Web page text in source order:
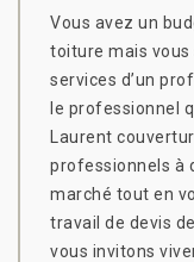
Vous avez un
toiture mais
services d’un
le professionnel
Laurent
professionnels à
marché tout en
travail de devis
vous invitons